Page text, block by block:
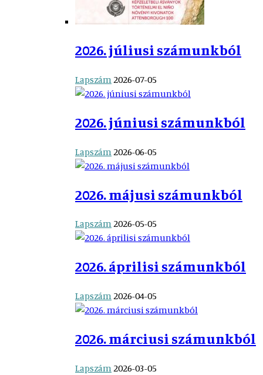
2026. júliusi számunkból
Lapszám 2026-07-05
2026. júniusi számunkból
Lapszám 2026-06-05
2026. májusi számunkból
Lapszám2026-05-05
2026. áprilisi számunkból
Lapszám2026-04-05
2026. márciusi számunkból
Lapszám2026-03-05